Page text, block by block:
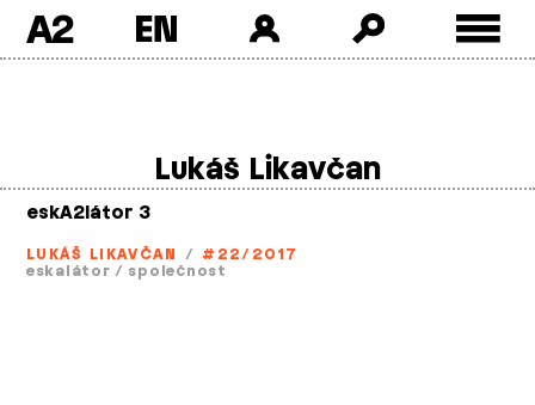
A2
Lukáš Likavčan
eskA2látor 3
LUKÁŠ LIKAVČAN / #22/2017
eskalátor / společnost